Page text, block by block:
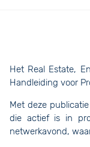
Het Real Estate,
Handleiding voor
Met deze
die actief is in
netwerkavond,